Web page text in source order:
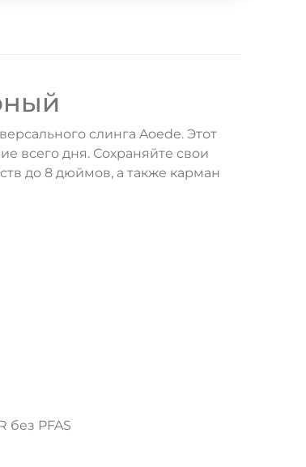
слинга Aoede. Этот
всего дня. Сохраняйте свои
до 8 дюймов, а также карман
без PFAS